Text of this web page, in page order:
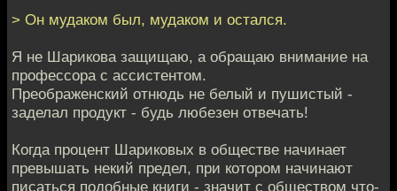
> Он мудаком был, мудаком и остался.
Я не Шарикова защищаю, а обращаю внимание на
профессора с ассистентом.
Преображенский отнюдь не белый и пушистый -
заделал продукт - будь любезен отвечать!
Когда процент Шариковых в обществе начинает
превышать некий предел, при котором начинают
писаться подобные книги - значит с обществом что-